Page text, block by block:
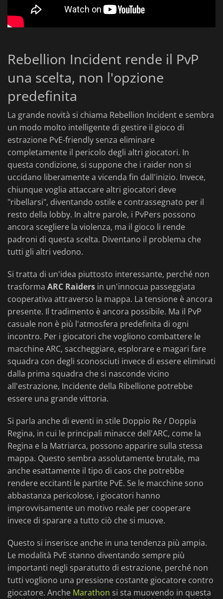
Rebellion Incident rende il PvP
una scelta, non l'opzione
predefinita
La grande novità si chiama Rebellion Incident e sembra
un modo molto intelligente di gestire il gioco di
estrazione PvE-friendly senza eliminare
completamente il pericolo degli altri giocatori. In
questa condizione, si suppone che i raider non si
uccidano liberamente a vicenda fin dall'inizio. Invece,
chiunque voglia attaccare altri giocatori deve
"ribellarsi", diventando ostile e contrassegnato per il
resto della lobby. In altre parole, i PvPers possono
ancora scegliere la violenza, ma il gioco li rende
padroni di questa scelta. Diventano il problema che
tutti gli altri vedono.
Si tratta di un'idea piuttosto interessante, perché non
trasforma ARC Raiders in un'innocua passeggiata
cooperativa attraverso la mappa. La tensione è ancora
presente. Il tradimento è ancora possibile. Ma il PvP
casuale non è più l'atmosfera predefinita di ogni
incontro. Per i giocatori che vogliono combattere le
macchine ARC, saccheggiare, esplorare e magari fare
squadra con degli sconosciuti invece di essere eliminati
dalla prima squadra che si nasconde vicino
all'estrazione, Incidente della Ribellione potrebbe
essere una grande vittoria.
Si parla anche di eventi in stile Doppio Re / Doppia
Regina, in cui le principali minacce dell'ARC, come la
Regina e la Matriarca, possono apparire sulla stessa
mappa. Questo sembra assolutamente brutale, ma
anche esattamente il tipo di caos che potrebbe
rendere eccitanti le partite PvE. Se le macchine sono
abbastanza pericolose, i giocatori hanno
improvvisamente un motivo reale per cooperare
invece di sparare a tutto ciò che si muove.
Questo si inserisce anche in una tendenza più ampia.
Le modalità PvE stanno diventando sempre più
importanti negli sparatutto di estrazione, perché non
tutti vogliono una pressione costante giocatore contro
giocatore. Anche Marathon si sta muovendo in questa